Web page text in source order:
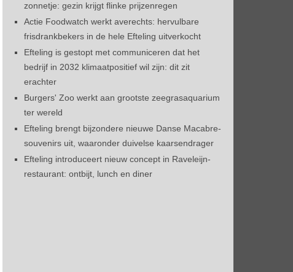
zonnetje: gezin krijgt flinke prijzenregen
Actie Foodwatch werkt averechts: hervulbare
frisdrankbekers in de hele Efteling uitverkocht
Efteling is gestopt met communiceren dat het
bedrijf in 2032 klimaatpositief wil zijn: dit zit
erachter
Burgers' Zoo werkt aan grootste zeegrasaquarium
ter wereld
Efteling brengt bijzondere nieuwe Danse Macabre-
souvenirs uit, waaronder duivelse kaarsendrager
Efteling introduceert nieuw concept in Raveleijn-
restaurant: ontbijt, lunch en diner